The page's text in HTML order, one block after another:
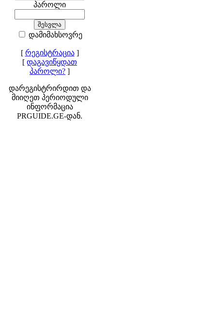
პაროლი
დამიმახსოვრე
[ რეგისტრაცია]
[ დაგავიწყდათ
პაროლი? ]
დარეგისტრირდით და
მიიღეთ პერიოდული
ინფორმაცია
PRGUIDE.GE-დან.